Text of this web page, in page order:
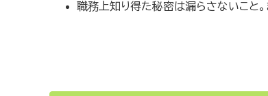
職務上知り得た秘密は漏らさないこと